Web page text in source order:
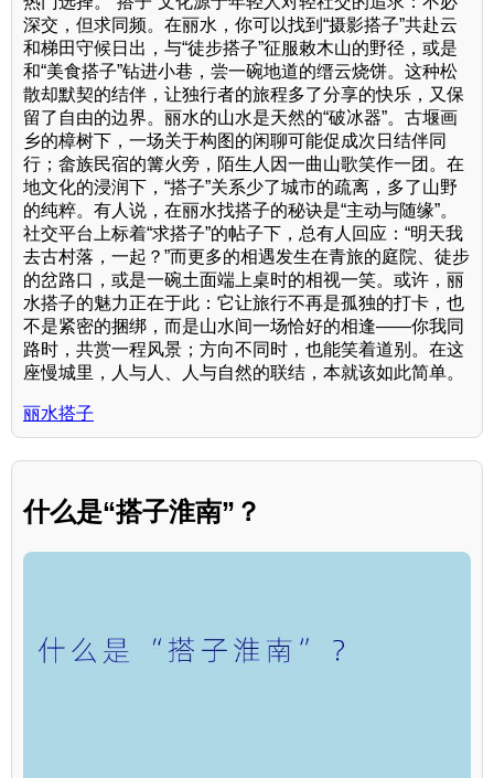
深交，但求同频。在丽水，你可以找到“摄影搭子”共赴云
和梯田守候日出，与“徒步搭子”征服敕木山的野径，或是
和“美食搭子”钻进小巷，尝一碗地道的缙云烧饼。这种松
散却默契的结伴，让独行者的旅程多了分享的快乐，又保
留了自由的边界。丽水的山水是天然的“破冰器”。古堰画
乡的樟树下，一场关于构图的闲聊可能促成次日结伴同
行；畲族民宿的篝火旁，陌生人因一曲山歌笑作一团。在
地文化的浸润下，“搭子”关系少了城市的疏离，多了山野
的纯粹。有人说，在丽水找搭子的秘诀是“主动与随缘”。
社交平台上标着“求搭子”的帖子下，总有人回应：“明天我
去古村落，一起？”而更多的相遇发生在青旅的庭院、徒步
的岔路口，或是一碗土面端上桌时的相视一笑。或许，丽
水搭子的魅力正在于此：它让旅行不再是孤独的打卡，也
不是紧密的捆绑，而是山水间一场恰好的相逢——你我同
路时，共赏一程风景；方向不同时，也能笑着道别。在这
座慢城里，人与人、人与自然的联结，本就该如此简单。
丽水搭子
什么是“搭子淮南”？